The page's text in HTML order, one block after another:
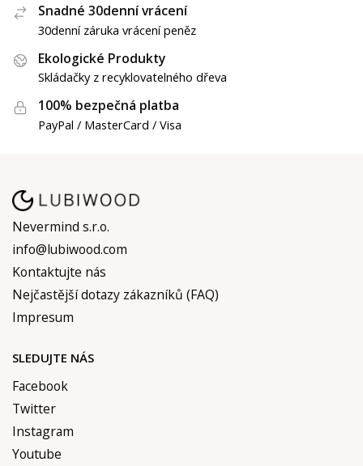
Snadné 30denní vrácení
30denní záruka vrácení peněz
Ekologické Produkty
Skládačky z recyklovatelného dřeva
100% bezpečná platba
PayPal / MasterCard / Visa
Nevermind s.r.o.
info@lubiwood.com
Kontaktujte nás
Nejčastější dotazy zákazníků (FAQ)
Impresum
SLEDUJTE NÁS
Facebook
Twitter
Instagram
Youtube